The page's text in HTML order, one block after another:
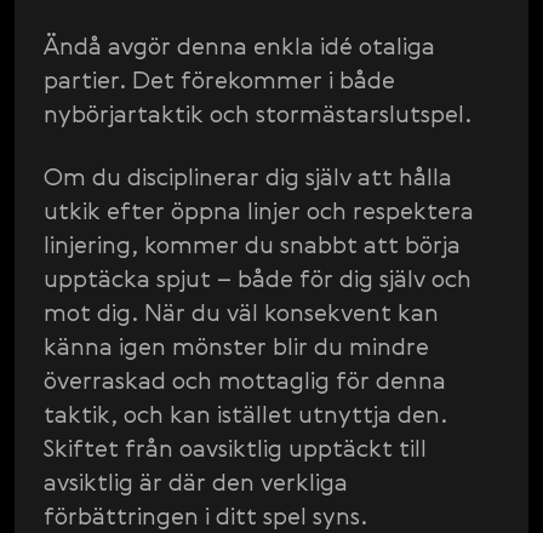
Ändå avgör denna enkla idé otaliga
partier. Det förekommer i både
nybörjartaktik och stormästarslutspel.
Om du disciplinerar dig själv att hålla
utkik efter öppna linjer och respektera
linjering, kommer du snabbt att börja
upptäcka spjut – både för dig själv och
mot dig. När du väl konsekvent kan
känna igen mönster blir du mindre
överraskad och mottaglig för denna
taktik, och kan istället utnyttja den.
Skiftet från oavsiktlig upptäckt till
avsiktlig är där den verkliga
förbättringen i ditt spel syns.